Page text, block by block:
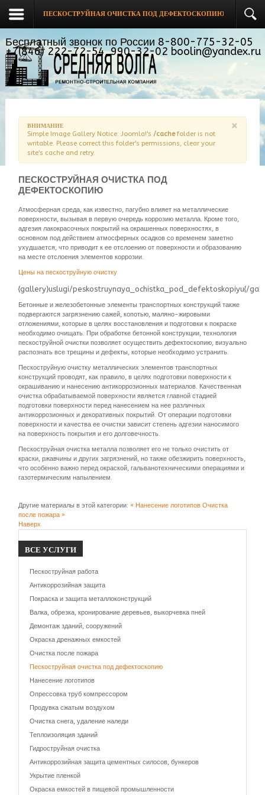
ПЕСКОСТРУЙНАЯ ОЧИСТКА ПОД ДЕФЕКТОСКОПИЮ
Бесплатный звонок по России 8-800-775-32-05
+7(846) 222-72-54, 990-32-02 boolin@yandex.ru
×
ВНИМАНИЕ
Simple Image Gallery Notice: Joomla!'s /cachefolder is not
writable. Please correct this folder's permissions, clear your
site's cache and retry.
ПЕСКОСТРУЙНАЯ ОЧИСТКА ПОД
ДЕФЕКТОСКОПИЮ
Атмосферная среда, как известно, пагубно влияет на металлические
поверхности, вызывая в первую очередь коррозию металла. Кроме того,
адгезия лакокрасочных покрытий на окрашенных поверхностях, в
основном под действием атмосферных осадков со временем заметно
ухудшается, что приводит к ее отслоению от поверхности и образованию
на месте отслоения элементов коррозии.
Цены на пескоструйную очистку
{gallery}uslugi/peskostruynaya_ochistka_pod_defektoskopiyu{/
Бетонные и железобетонные элементы транспортных конструкций также
подвергаются загрязнению сажей, копотью, маляно-жировыми
отложениями, которые в целях восстановления и подготовки к покраске
необходимо очищать. При обработке бетонной конструкции, технология
пескоструйной очистки позволяет осуществить дефектоскопию, визуально
распознать все трещины и дефекты, которые необходимо устранить.
Пескоструйную очистку металлических элементов транспортных
конструкций проводят, как правило, в целях подготовки поверхности к
окрашиванию и нанесению антикоррозионных материалов. Качественная
очистка обрабатываемой поверхности является главной стадией
подготовки поверхности перед нанесением на нее различных
антикоррозионных и декоративных покрытий. От операции подготовки
поверхности и качества ее очистки зависит степень адгезии наносимого
на поверхность покрытия и его долговечность.
Пескоструйная очистка металла позволяет его не только очистить от
краски, ржавчины и других загрязнений, но также обезжирить поверхность,
что особенно важно перед окраской, гальванотехническими операциями и
газотермическим напылением.
Другие материалы в этой категории: « Нанесение логотипов Очистка
после пожара »
Наверх
ВСЕ УСЛУГИ
Пескоструйная работа
Антикоррозийная защита
Покраска и защита металлоконструкций
Валка, обрезка, кронирование деревьев, выкорчевка пней
Демонтаж зданий, сооружений
Окраска дренажных емкостей
Очистка после пожара
Пескоструйная очистка под дефектоскопию
Нанесение логотипов
Опрессовка труб компрессором
Продувка сжатым воздухом
Очистка снега, удаление наледи
Теплоизоляция зданий
Гидроструйная очистка
Антикоррозийная защита цементных силосов, бункеров
Укрытие пленкой
Окраска емкостей в пищевой промышленности